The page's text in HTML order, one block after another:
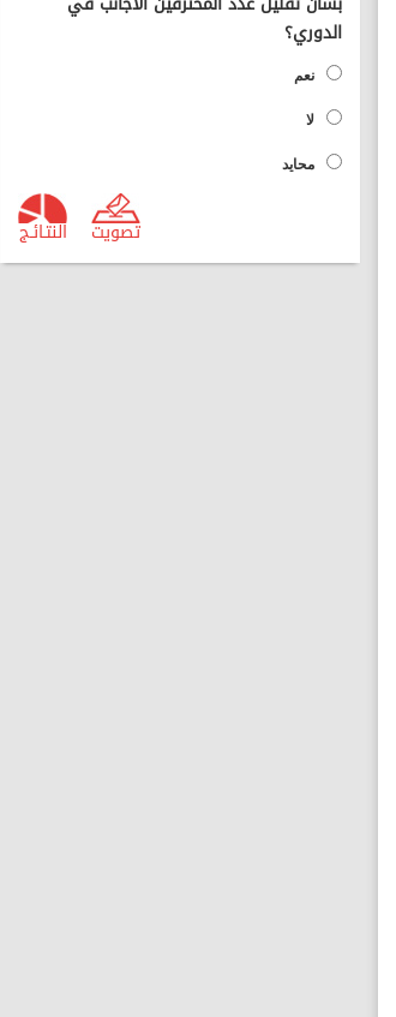
الدوري؟
نعم
لا
محايد
النتـائـج تصويت